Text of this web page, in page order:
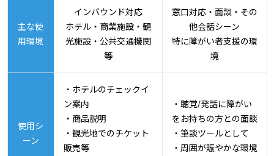
主な使
用環境
インバウンド対応
ホテル・商業施設・観
光施設・公共交通機関
等
窓口対応・面談・その
他会話シーン
特に障がい者支援の環
境
使用シ
ーン
・ホテルのチェックイ
ン案内
・商品説明
・観光地でのチケット
販売等
・聴覚/発話に障がい
をお持ちの方との面談
・筆談ツールとして
・周囲が賑やかな環境